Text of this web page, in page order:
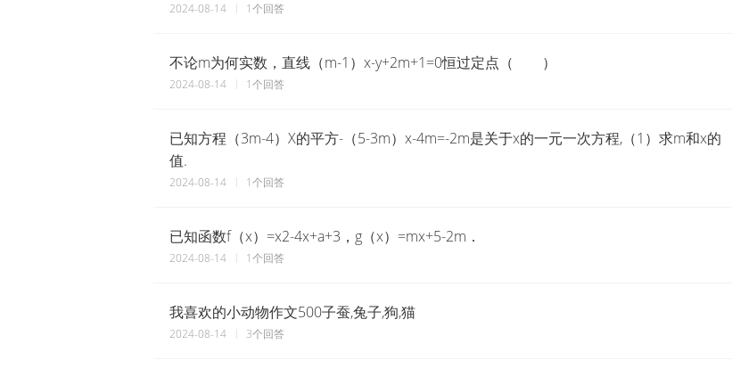
2024-08-14 1个回答
不论m为何实数，直线（m-1）x-y+2m+1=0恒过定点（ ）
2024-08-14 1个回答
已知方程（3m-4）X的平方-（5-3m）x-4m=-2m是关于x的一元一次方程,（1）求m和x的
值.
2024-08-14 1个回答
已知函数f（x）=x2-4x+a+3，g（x）=mx+5-2m．
2024-08-14 1个回答
我喜欢的小动物作文500子蚕,兔子,狗,猫
2024-08-14 3个回答